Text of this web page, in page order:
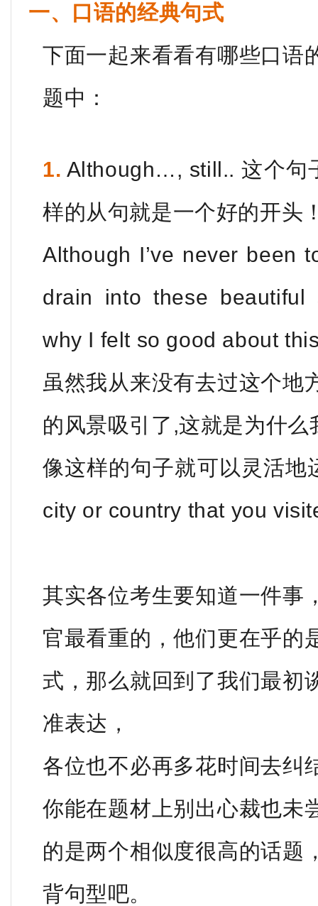
一、口语的经典句式
下面一起来看看有哪些口语
题中：
1. Although…, still.. 这个句
样的从句就是一个好的开头
Although I’ve never been
drain into these beautiful
why I felt so good about
虽然我从来没有去过这个地
的风景吸引了,这就是为什
像这样的句子就可以灵活
city or country that you
其实各位考生要知道一件事
官最看重的，他们更在乎的
式，那么就回到了我们最初
准表达，
各位也不必再多花时间去纠
你能在题材上别出心裁也未
的是两个相似度很高的话题
背句型吧。